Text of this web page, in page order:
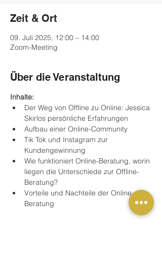
Zeit & Ort
09. Juli 2025, 12:00 – 14:00
Zoom-Meeting
Über die Veranstaltung
Inhalte:
Der Weg von Offline zu Online: Jessica
Skirlos persönliche Erfahrungen
Aufbau einer Online-Community
Tik Tok und Instagram zur
Kundengewinnung
Wie funktioniert Online-Beratung, worin
liegen die Unterschiede zur Offline-
Beratung?
Vorteile und Nachteile der Online-
Beratung